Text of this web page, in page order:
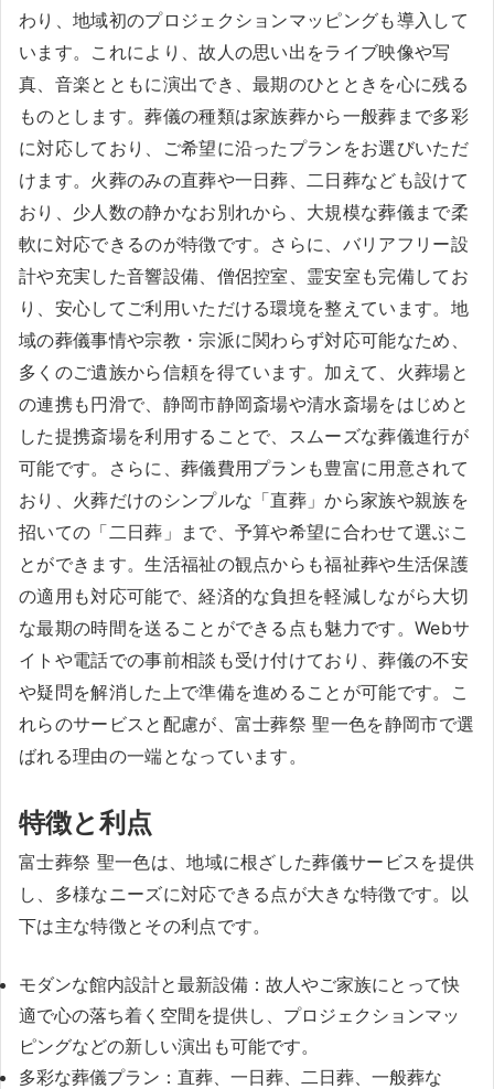
わり、地域初のプロジェクションマッピングも導入して
います。これにより、故人の思い出をライブ映像や写
真、音楽とともに演出でき、最期のひとときを心に残る
ものとします。葬儀の種類は家族葬から一般葬まで多彩
に対応しており、ご希望に沿ったプランをお選びいただ
けます。火葬のみの直葬や一日葬、二日葬なども設けて
おり、少人数の静かなお別れから、大規模な葬儀まで柔
軟に対応できるのが特徴です。さらに、バリアフリー設
計や充実した音響設備、僧侶控室、霊安室も完備してお
り、安心してご利用いただける環境を整えています。地
域の葬儀事情や宗教・宗派に関わらず対応可能なため、
多くのご遺族から信頼を得ています。加えて、火葬場と
の連携も円滑で、静岡市静岡斎場や清水斎場をはじめと
した提携斎場を利用することで、スムーズな葬儀進行が
可能です。さらに、葬儀費用プランも豊富に用意されて
おり、火葬だけのシンプルな「直葬」から家族や親族を
招いての「二日葬」まで、予算や希望に合わせて選ぶこ
とができます。生活福祉の観点からも福祉葬や生活保護
の適用も対応可能で、経済的な負担を軽減しながら大切
な最期の時間を送ることができる点も魅力です。Webサ
イトや電話での事前相談も受け付けており、葬儀の不安
や疑問を解消した上で準備を進めることが可能です。こ
れらのサービスと配慮が、富士葬祭 聖一色を静岡市で選
ばれる理由の一端となっています。
特徴と利点
富士葬祭 聖一色は、地域に根ざした葬儀サービスを提供
し、多様なニーズに対応できる点が大きな特徴です。以
下は主な特徴とその利点です。
モダンな館内設計と最新設備：故人やご家族にとって快
適で心の落ち着く空間を提供し、プロジェクションマッ
ピングなどの新しい演出も可能です。
多彩な葬儀プラン：直葬、一日葬、二日葬、一般葬な